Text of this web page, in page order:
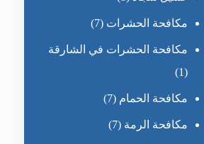
مكافحة الحشرات (7)
مكافحة الحشرات في الشارقة
(1)
مكافحة الحمام (7)
مكافحة الرمة (7)